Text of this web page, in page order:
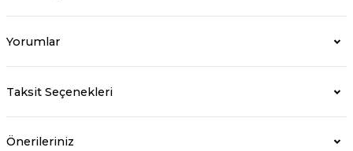
Yorumlar
Taksit Seçenekleri
Önerileriniz